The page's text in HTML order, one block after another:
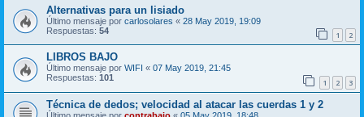
Alternativas para un lisiado
Último mensaje por carlosolares « 28 May 2019, 19:09
Respuestas: 54 1 2
LIBROS BAJO
Último mensaje por WIFI « 07 May 2019, 21:45
Respuestas: 101 1 2 3
Técnica de dedos; velocidad al atacar las cuerdas 1 y 2